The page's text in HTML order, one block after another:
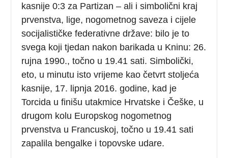
kasnije 0:3 za Partizan – ali i simbolični kraj
prvenstva, lige, nogometnog saveza i cijele
socijalističke federativne države: bilo je to
svega koji tjedan nakon barikada u Kninu: 26.
rujna 1990., točno u 19.41 sati. Simbolički,
eto, u minutu isto vrijeme kao četvrt stoljeća
kasnije, 17. lipnja 2016. godine, kad je
Torcida u finišu utakmice Hrvatske i Češke, u
drugom kolu Europskog nogometnog
prvenstva u Francuskoj, točno u 19.41 sati
zapalila bengalke i topovske udare.